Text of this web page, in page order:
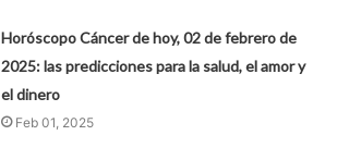
Horóscopo Cáncer de hoy, 02 de febrero de
2025: las predicciones para la salud, el amor y
el dinero
Feb 01, 2025